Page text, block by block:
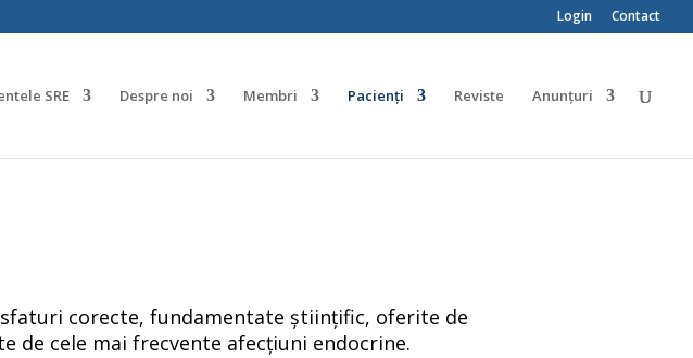
Login Contact
SRE Despre noi Membri Pacienți Reviste Anunțuri
corecte, fundamentate științific, oferite de
de cele mai frecvente afecțiuni endocrine.